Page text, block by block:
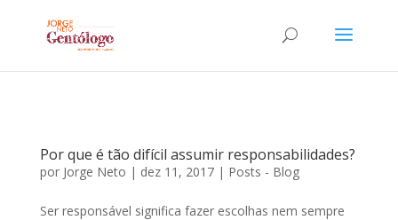
Por que é tão difícil assumir responsabilidades?
por Jorge Neto | dez 11, 2017| Posts - Blog
Ser responsável significa fazer escolhas nem sempre